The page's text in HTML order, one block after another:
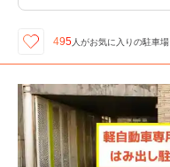
495 人がお気に入りの駐車場